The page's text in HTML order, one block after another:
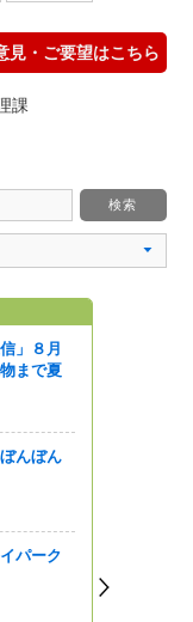
見・ご要望はこちら
課
」８月
まで夏
んぼん
パーク